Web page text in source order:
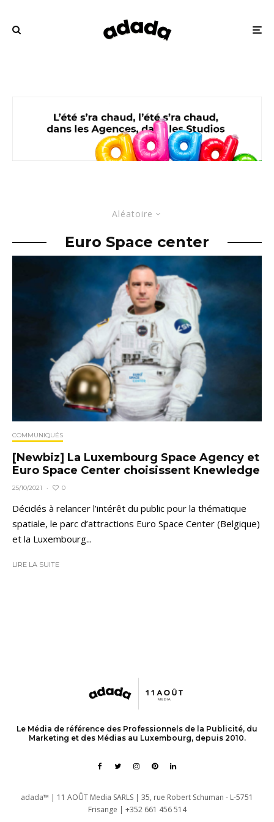
Aléatoire
Euro Space center
COMMUNIQUÉS
[Newbiz] La Luxembourg Space Agency et
Euro Space Center choisissent Knewledge
25/10/2021 · 0
Décidés à relancer l’intérêt du public pour la thématique
spatiale, le parc d’attractions Euro Space Center (Belgique)
et la Luxembourg...
LIRE LA SUITE
Le Média de référence des Professionnels de la Publicité, du
Marketing et des Médias au Luxembourg, depuis 2010.
adada™ | 11 AOÛT Media SARLS | 35, rue Robert Schuman - L-5751
Frisange | +352 661 456 514